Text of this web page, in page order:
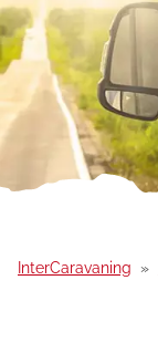
InterCaravaning